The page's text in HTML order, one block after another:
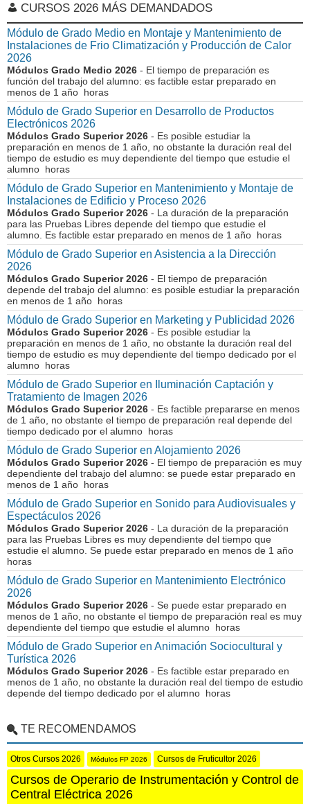
CURSOS 2026 MÁS DEMANDADOS
Módulo de Grado Medio en Montaje y Mantenimiento de
Instalaciones de Frio Climatización y Producción de Calor
2026
Módulos Grado Medio 2026 - El tiempo de preparación es
función del trabajo del alumno: es factible estar preparado en
menos de 1 año horas
Módulo de Grado Superior en Desarrollo de Productos
Electrónicos 2026
Módulos Grado Superior 2026 - Es posible estudiar la
preparación en menos de 1 año, no obstante la duración real del
tiempo de estudio es muy dependiente del tiempo que estudie el
alumno horas
Módulo de Grado Superior en Mantenimiento y Montaje de
Instalaciones de Edificio y Proceso 2026
Módulos Grado Superior 2026 - La duración de la preparación
para las Pruebas Libres depende del tiempo que estudie el
alumno. Es factible estar preparado en menos de 1 año horas
Módulo de Grado Superior en Asistencia a la Dirección
2026
Módulos Grado Superior 2026 - El tiempo de preparación
depende del trabajo del alumno: es posible estudiar la preparación
en menos de 1 año horas
Módulo de Grado Superior en Marketing y Publicidad 2026
Módulos Grado Superior 2026 - Es posible estudiar la
preparación en menos de 1 año, no obstante la duración real del
tiempo de estudio es muy dependiente del tiempo dedicado por el
alumno horas
Módulo de Grado Superior en Iluminación Captación y
Tratamiento de Imagen 2026
Módulos Grado Superior 2026 - Es factible prepararse en menos
de 1 año, no obstante el tiempo de preparación real depende del
tiempo dedicado por el alumno horas
Módulo de Grado Superior en Alojamiento 2026
Módulos Grado Superior 2026 - El tiempo de preparación es muy
dependiente del trabajo del alumno: se puede estar preparado en
menos de 1 año horas
Módulo de Grado Superior en Sonido para Audiovisuales y
Espectáculos 2026
Módulos Grado Superior 2026 - La duración de la preparación
para las Pruebas Libres es muy dependiente del tiempo que
estudie el alumno. Se puede estar preparado en menos de 1 año
horas
Módulo de Grado Superior en Mantenimiento Electrónico
2026
Módulos Grado Superior 2026 - Se puede estar preparado en
menos de 1 año, no obstante el tiempo de preparación real es muy
dependiente del tiempo que estudie el alumno horas
Módulo de Grado Superior en Animación Sociocultural y
Turística 2026
Módulos Grado Superior 2026 - Es factible estar preparado en
menos de 1 año, no obstante la duración real del tiempo de estudio
depende del tiempo dedicado por el alumno horas
TE RECOMENDAMOS
Otros Cursos 2026 Módulos FP 2026 Cursos de Fruticultor 2026
Cursos de Operario de Instrumentación y Control de
Central Eléctrica 2026